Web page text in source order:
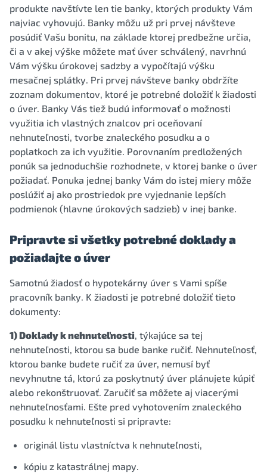
produkte navštívte len tie banky, ktorých produkty Vám
najviac vyhovujú. Banky môžu už pri prvej návšteve
posúdiť Vašu bonitu, na základe ktorej predbežne určia,
či a v akej výške môžete mať úver schválený, navrhnú
Vám výšku úrokovej sadzby a vypočítajú výšku
mesačnej splátky. Pri prvej návšteve banky obdržíte
zoznam dokumentov, ktoré je potrebné doložiť k žiadosti
o úver. Banky Vás tiež budú informovať o možnosti
využitia ich vlastných znalcov pri oceňovaní
nehnuteľnosti, tvorbe znaleckého posudku a o
poplatkoch za ich využitie. Porovnaním predložených
ponúk sa jednoduchšie rozhodnete, v ktorej banke o úver
požiadať. Ponuka jednej banky Vám do istej miery môže
poslúžiť aj ako prostriedok pre vyjednanie lepších
podmienok (hlavne úrokových sadzieb) v inej banke.
Pripravte si všetky potrebné doklady a
požiadajte o úver
Samotnú žiadosť o hypotekárny úver s Vami spíše
pracovník banky. K žiadosti je potrebné doložiť tieto
dokumenty:
1) Doklady k nehnuteľnosti, týkajúce sa tej
nehnuteľnosti, ktorou sa bude banke ručiť. Nehnuteľnosť,
ktorou banke budete ručiť za úver, nemusí byť
nevyhnutne tá, ktorú za poskytnutý úver plánujete kúpiť
alebo rekonštruovať. Zaručiť sa môžete aj viacerými
nehnuteľnosťami. Ešte pred vyhotovením znaleckého
posudku k nehnuteľnosti si pripravte:
originál listu vlastníctva k nehnuteľnosti,
kópiu z katastrálnej mapy.